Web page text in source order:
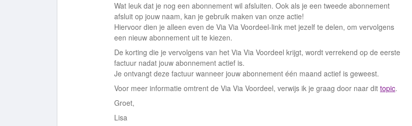
Wat leuk dat je nog een abonnement wil afsluiten. Ook als je een tweede abonnement
afsluit op jouw naam, kan je gebruik maken van onze actie!
Hiervoor dien je alleen even de Via Via Voordeel-link met jezelf te delen, om vervolgens
een nieuw abonnement uit te kiezen.
De korting die je vervolgens van het Via Via Voordeel krijgt, wordt verrekend op de eerste
factuur nadat jouw abonnement actief is.
Je ontvangt deze factuur wanneer jouw abonnement één maand actief is geweest.
Voor meer informatie omtrent de Via Via Voordeel, verwijs ik je graag door naar dit topic.
Groet,
Lisa